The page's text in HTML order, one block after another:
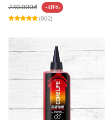
230.000₫
-48%
(802)